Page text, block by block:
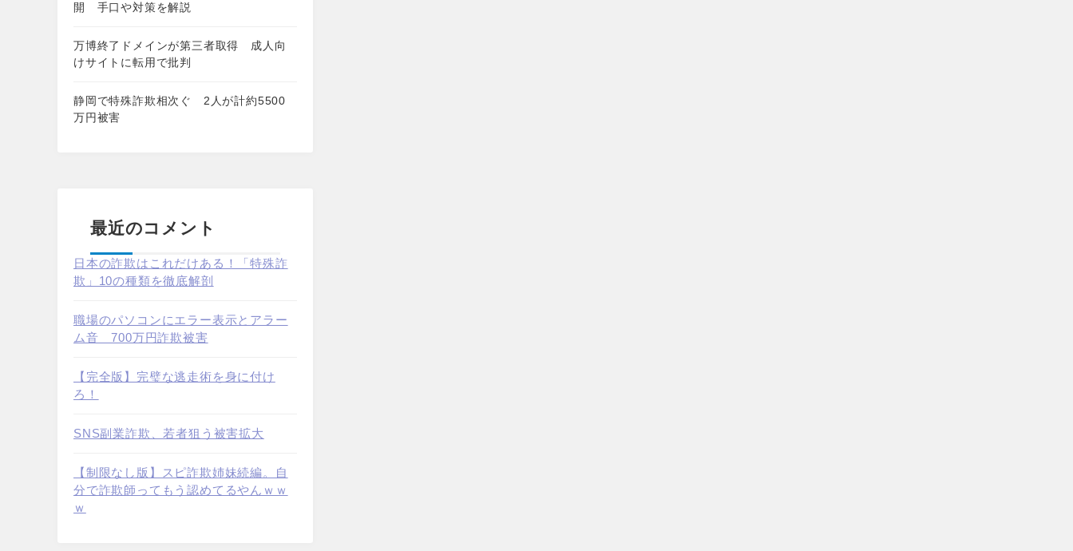
開 手口や対策を解説
万博終了ドメインが第三者取得 成人向
けサイトに転用で批判
静岡で特殊詐欺相次ぐ 2人が計約5500
万円被害
最近のコメント
日本の詐欺はこれだけある！「特殊詐
欺」10の種類を徹底解剖
職場のパソコンにエラー表示とアラー
ム音 700万円詐欺被害
【完全版】完璧な逃走術を身に付け
ろ！
SNS副業詐欺、若者狙う被害拡大
【制限なし版】スピ詐欺姉妹続編。自
分で詐欺師ってもう認めてるやんｗｗ
ｗ